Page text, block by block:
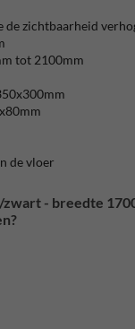
zichtbaarheid
tot 2100mm
de vloer
- breedte